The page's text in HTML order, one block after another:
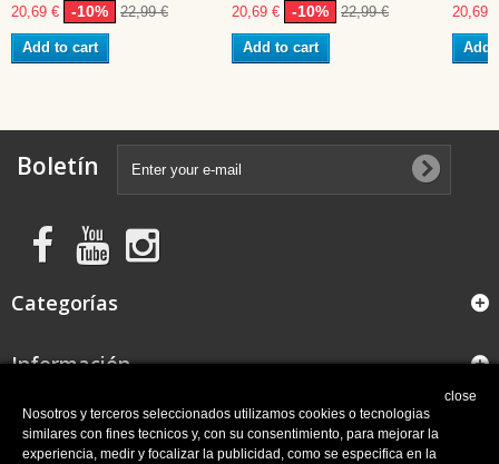
20,69 € -10% 22,99 €
Add to cart
20,69 € -10% 22,99 €
Add to cart
20,69 €
Add
Boletín
Categorías
Información
close
Nosotros y terceros seleccionados utilizamos cookies o tecnologias
similares con fines tecnicos y, con su consentimiento, para mejorar la
experiencia, medir y focalizar la publicidad, como se especifica en la